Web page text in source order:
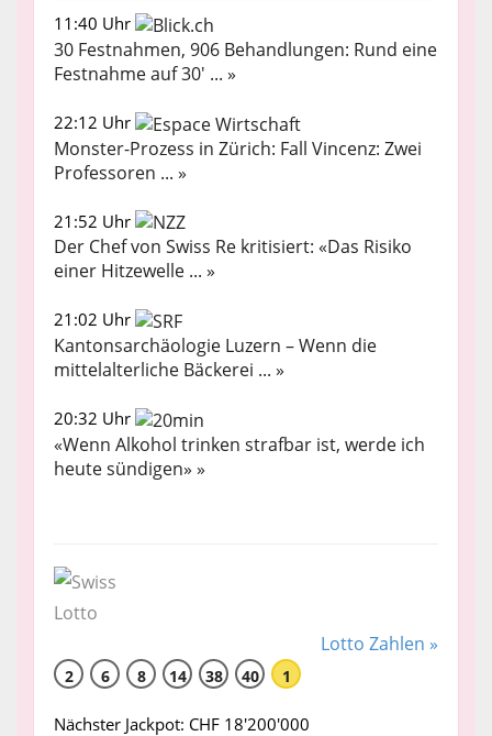
11:40 Uhr
30 Festnahmen, 906 Behandlungen: Rund eine
Festnahme auf 30' ... »
22:12 Uhr
Monster-Prozess in Zürich: Fall Vincenz: Zwei
Professoren ... »
21:52 Uhr
Der Chef von Swiss Re kritisiert: «Das Risiko
einer Hitzewelle ... »
21:02 Uhr
Kantonsarchäologie Luzern – Wenn die
mittelalterliche Bäckerei ... »
20:32 Uhr
«Wenn Alkohol trinken strafbar ist, werde ich
heute sündigen» »
Lotto Zahlen »
2 6 8 14 38 40 1
Nächster Jackpot: CHF 18'200'000